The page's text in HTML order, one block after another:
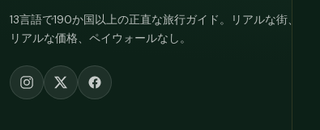
13言語で190か国以上の正直な旅行ガイド。リアルな街、
リアルな価格、ペイウォールなし。